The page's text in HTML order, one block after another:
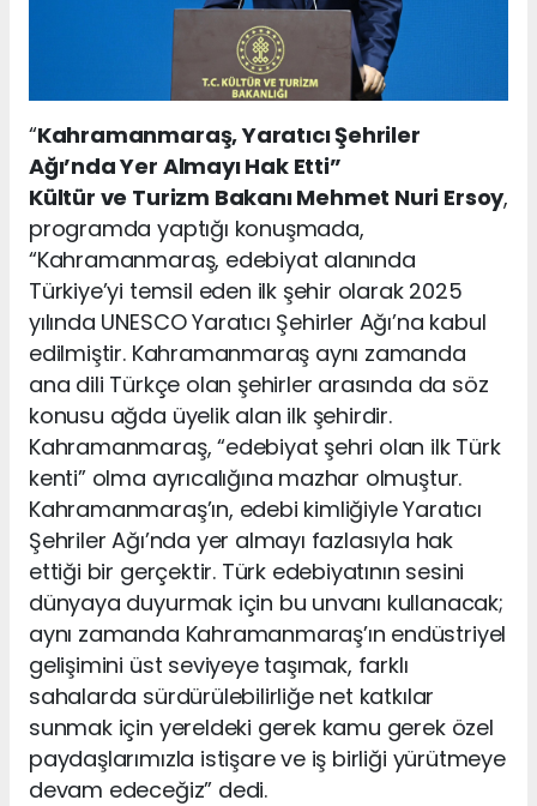
“Kahramanmaraş, Yaratıcı Şehriler
Ağı’nda Yer Almayı Hak Etti”
Kültür ve Turizm Bakanı Mehmet Nuri Ersoy,
programda yaptığı konuşmada,
“Kahramanmaraş, edebiyat alanında
Türkiye’yi temsil eden ilk şehir olarak 2025
yılında UNESCO Yaratıcı Şehirler Ağı’na kabul
edilmiştir. Kahramanmaraş aynı zamanda
ana dili Türkçe olan şehirler arasında da söz
konusu ağda üyelik alan ilk şehirdir.
Kahramanmaraş, “edebiyat şehri olan ilk Türk
kenti” olma ayrıcalığına mazhar olmuştur.
Kahramanmaraş’ın, edebi kimliğiyle Yaratıcı
Şehriler Ağı’nda yer almayı fazlasıyla hak
ettiği bir gerçektir. Türk edebiyatının sesini
dünyaya duyurmak için bu unvanı kullanacak;
aynı zamanda Kahramanmaraş’ın endüstriyel
gelişimini üst seviyeye taşımak, farklı
sahalarda sürdürülebilirliğe net katkılar
sunmak için yereldeki gerek kamu gerek özel
paydaşlarımızla istişare ve iş birliği yürütmeye
devam edeceğiz” dedi.